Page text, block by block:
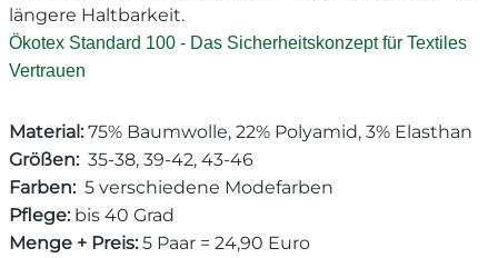
längere Haltbarkeit.
Ökotex Standard 100 - Das Sicherheitskonzept für Textiles
Vertrauen
Material: 75% Baumwolle, 22% Polyamid, 3% Elasthan
Größen: 35-38, 39-42, 43-46
Farben: 5 verschiedene Modefarben
Pflege: bis 40 Grad
Menge + Preis: 5 Paar = 24,90 Euro